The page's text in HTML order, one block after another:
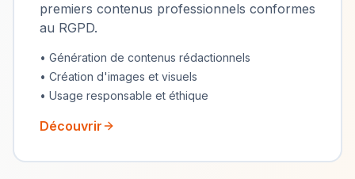
premiers contenus professionnels conformes
au RGPD.
• Génération de contenus rédactionnels
• Création d'images et visuels
• Usage responsable et éthique
Découvrir